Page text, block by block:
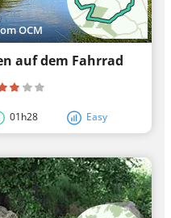
OCM
auf dem Fahrrad
01h28 Easy